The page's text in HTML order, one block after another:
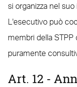
si organizza nel suo
L'esecutivo può
membri della
puramente
Art. 12 -